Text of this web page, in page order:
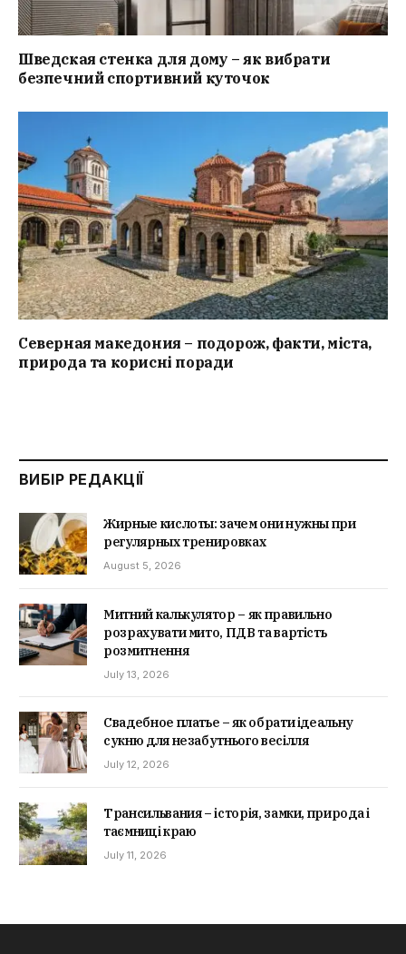
Шведская стенка для дому – як вибрати
безпечний спортивний куточок
Северная македония – подорож, факти, міста,
природа та корисні поради
ВИБІР РЕДАКЦІЇ
Жирные кислоты: зачем они нужны при
регулярных тренировках
August 5, 2026
Митний калькулятор – як правильно
розрахувати мито, ПДВ та вартість
розмитнення
July 13, 2026
Свадебное платье – як обрати ідеальну
сукню для незабутнього весілля
July 12, 2026
Трансильвания – історія, замки, природа і
таємниці краю
July 11, 2026